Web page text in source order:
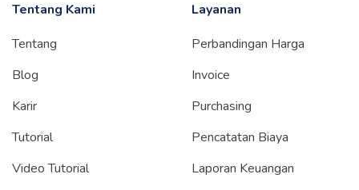
Tentang Kami
Tentang
Blog
Karir
Tutorial
Video Tutorial
Layanan
Perbandingan Harga
Invoice
Purchasing
Pencatatan Biaya
Laporan Keuangan